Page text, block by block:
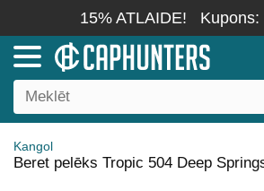
15% ATLAIDE! Kupons:
Kangol
Beret pelēks Tropic 504 Deep